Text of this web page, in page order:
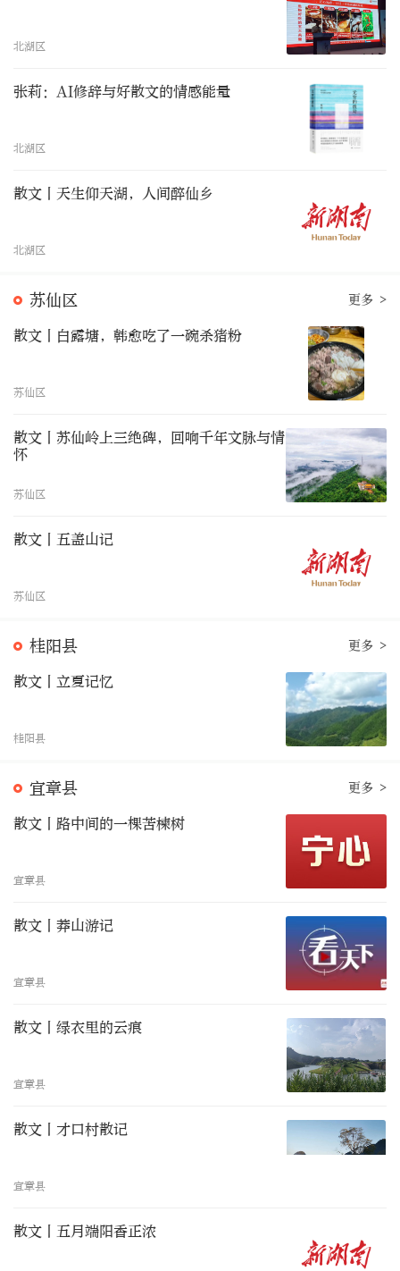
北湖区
张莉：AI修辞与好散文的情感能量
北湖区
散文丨天生仰天湖，人间醉仙乡
北湖区
苏仙区 更多 >
散文丨白露塘，韩愈吃了一碗杀猪粉
苏仙区
散文丨苏仙岭上三绝碑，回响千年文脉与情
怀
苏仙区
散文丨五盖山记
苏仙区
桂阳县 更多 >
散文丨立夏记忆
桂阳县
宜章县 更多 >
散文丨路中间的一棵苦楝树
宜章县
散文丨莽山游记
宜章县
散文丨绿衣里的云痕
宜章县
散文丨才口村散记
宜章县
散文丨五月端阳香正浓